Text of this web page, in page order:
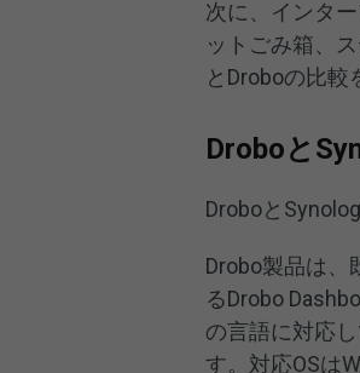
次に、インタ
ットごみ箱、
とDroboの比較
Droboと
Droboと
Drobo製品は、
るDrobo
の言語に対応
す。対応OSは